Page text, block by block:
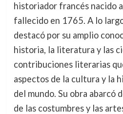
historiador francés nacido
fallecido en 1765. A lo
destacó por su amplio
historia, la literatura y las
contribuciones literarias
aspectos de la cultura y la
del mundo. Su obra abarcó
de las costumbres y las